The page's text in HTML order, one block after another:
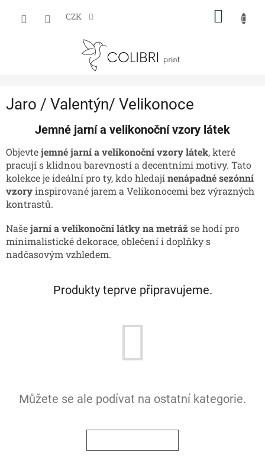
CZK
Jaro / Valentýn/ Velikonoce
Jemné jarní a velikonoční vzory látek
Objevtejemné jarní a velikonoční vzory látek, které
pracují s klidnou barevností a decentními motivy. Tato
kolekce je ideální pro ty, kdo hledajínenápadné sezónní
vzoryinspirované jarem a Velikonocemi bez výrazných
kontrastů.
Našejarní a velikonoční látky na metráž se hodí pro
minimalistické dekorace, oblečení i doplňky s
nadčasovým vzhledem.
Produkty teprve připravujeme.
Můžete se ale podívat na ostatní kategorie.